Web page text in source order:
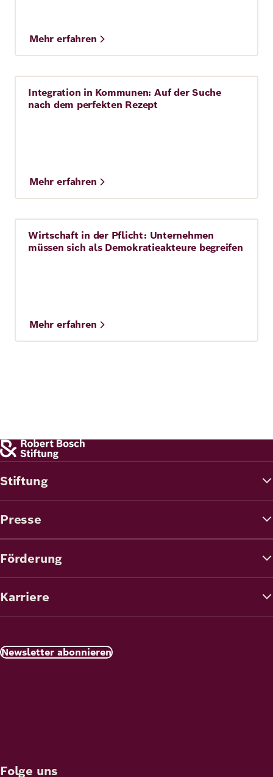
Mehr erfahren
Story
Integration in Kommunen: Auf der Suche
nach dem perfekten Rezept
Mehr erfahren
Story
Wirtschaft in der Pflicht: Unternehmen
müssen sich als Demokratieakteure begreifen
Mehr erfahren
Stiftung
Presse
Förderung
Karriere
Newsletter abonnieren
Folge uns